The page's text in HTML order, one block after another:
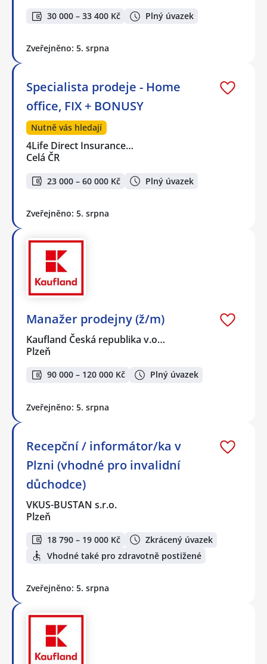
30 000 – 33 400 Kč Plný úvazek
Zveřejněno: 5. srpna
Specialista prodeje - Home
office, FIX + BONUSY
Nutně vás hledají
4Life Direct Insurance…
Celá ČR
23 000 – 60 000 Kč Plný úvazek
Zveřejněno: 5. srpna
Manažer prodejny (ž/m)
Kaufland Česká republika v.o…
Plzeň
90 000 – 120 000 Kč Plný úvazek
Zveřejněno: 5. srpna
Recepční / informátor/ka v
Plzni (vhodné pro invalidní
důchodce)
VKUS-BUSTAN s.r.o.
Plzeň
18 790 – 19 000 Kč
Zkrácený úvazek
Vhodné také pro zdravotně postižené
Zveřejněno: 5. srpna